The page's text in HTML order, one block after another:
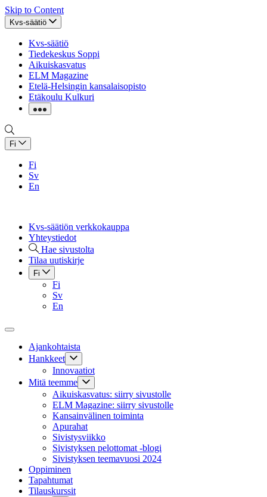
Skip to Content
Kvs-säätiö
Kvs-säätiö
Tiedekeskus Soppi
Aikuiskasvatus
ELM Magazine
Etelä-Helsingin kansalaisopisto
Etäkoulu Kulkuri
Fi
Fi
Sv
En
Kvs-säätiön verkkokauppa
Yhteystiedot
Hae sivustolta
Tilaa uutiskirje
Fi
Fi
Sv
En
Ajankohtaista
Hankkeet
Innovaatiot
Mitä teemme
Aikuiskasvatus: siirry sivustolle
ELM Magazine: siirry sivustolle
Kansainvälinen toiminta
Apurahat
Sivistysviikko
Sivistyksen pelottomat -blogi
Sivistyksen teemavuosi 2024
Oppiminen
Tapahtumat
Tilauskurssit